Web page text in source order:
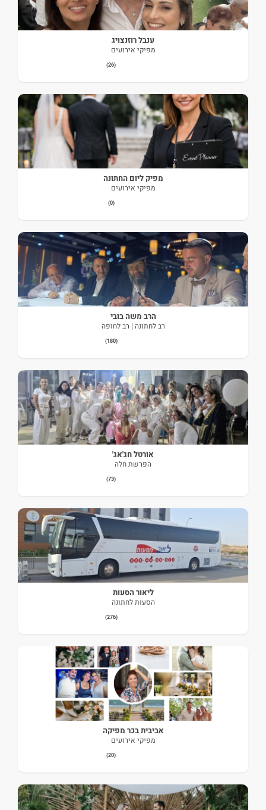
ענבל רוזנצויג
מפיקי אירועים
(26)
מפיק ליום החתונה
מפיקי אירועים
(0)
הרב משה בובי
רב לחתונה | רב לחופה
(180)
אורטל חג'אג'
הפרשת חלה
(73)
ליאור הסעות
הסעות לחתונה
(276)
אביבית בכר מפיקה
מפיקי אירועים
(20)